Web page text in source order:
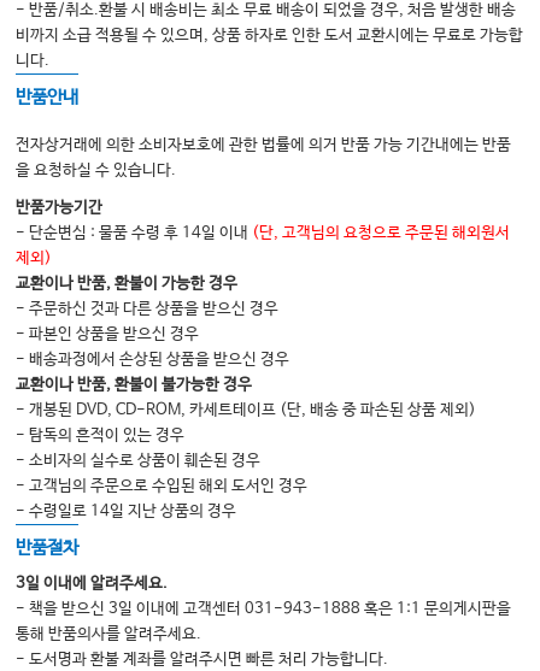
물리적 환경 관리의 전략적 이슈들
Chapter 09 성격심리학, Personality
MBTI, Myers-Briggs Type Indicator
MBTI 기질(temperament)에 따른 4가지 분류
MBTI 유형의 임상 활용
에니어그램, Enneagram
3가지 그룹, 머리형, 가슴형, 장형
머리(사고)형, 5, 6, 7번 유형
가슴(감정)형, 2, 3, 4번 유형
장(본능)형, 8, 9, 1번 유형
에니어그램의 임상 활용
정서지능, Emotional Intelligence
Chapter 10 서비스 사람 관리, Human Resource Management
인적 자원 관리, HRM
내부 마케팅의 목표, 직원을 통해 무엇을 얻을 것인가?
- 반품/취소.환불 시 배송비는 최소 무료 배송이 되었을 경우, 처음 발생한 배송
비까지 소급 적용될 수 있으며, 상품 하자로 인한 도서 교환시에는 무료로 가능합
니다.
반품안내
전자상거래에 의한 소비자보호에 관한 법률에 의거 반품 가능 기간내에는 반품
을 요청하실 수 있습니다.
반품가능기간
- 단순변심 : 물품 수령 후 14일 이내 (단, 고객님의 요청으로 주문된 해외원서
제외)
교환이나 반품, 환불이 가능한 경우
- 주문하신 것과 다른 상품을 받으신 경우
- 파본인 상품을 받으신 경우
- 배송과정에서 손상된 상품을 받으신 경우
교환이나 반품, 환불이 불가능한 경우
- 개봉된 DVD, CD-ROM, 카세트테이프 (단, 배송 중 파손된 상품 제외)
- 탐독의 흔적이 있는 경우
- 소비자의 실수로 상품이 훼손된 경우
- 고객님의 주문으로 수입된 해외 도서인 경우
- 수령일로 14일 지난 상품의 경우
반품절차
3일 이내에 알려주세요.
- 책을 받으신 3일 이내에 고객센터 031-943-1888 혹은 1:1 문의게시판을
통해 반품의사를 알려주세요.
- 도서명과 환불 계좌를 알려주시면 빠른 처리 가능합니다.